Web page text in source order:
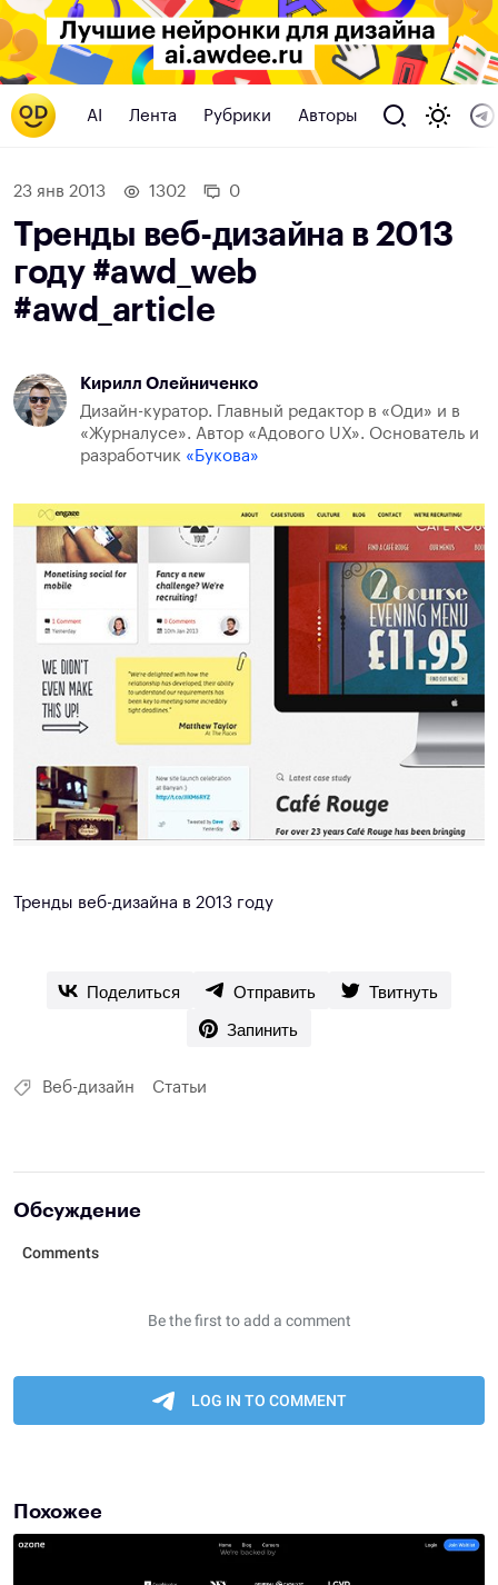
AI Лента Рубрики Авторы
23 янв 2013 1302 0
Тренды веб-дизайна в 2013
году #awd_web
#awd_article
Кирилл Олейниченко
Дизайн-куратор. Главный редактор в «Оди» и в
«Журналусе». Автор «Адового UX». Основатель и
разработчик «Букова»
Тренды веб-дизайна в 2013 году
Поделиться Отправить
Твитнуть
Запинить
Веб-дизайн Статьи
Обсуждение
Похожее